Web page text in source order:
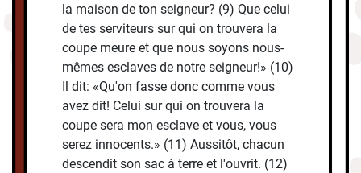
la maison de ton seigneur? (9) Que celui
de tes serviteurs sur qui on trouvera la
coupe meure et que nous soyons nous-
mêmes esclaves de notre seigneur!» (10)
Il dit: «Qu'on fasse donc comme vous
avez dit! Celui sur qui on trouvera la
coupe sera mon esclave et vous, vous
serez innocents.» (11) Aussitôt, chacun
descendit son sac à terre et l'ouvrit. (12)